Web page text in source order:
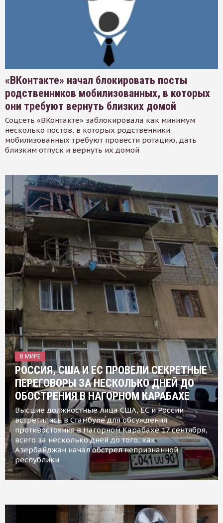
«ВКонтакте» начал блокировать посты
родственников мобилизованных, в которых
они требуют вернуть близких домой
Соцсеть «ВКонтакте» заблокировала как минимум
несколько постов, в которых родственники
мобилизованных требуют провести ротацию, дать
близким отпуск и вернуть их домой
В МИРЕ
РОССИЯ, США И ЕС ПРОВЕЛИ СЕКРЕТНЫЕ
ПЕРЕГОВОРЫ ЗА НЕСКОЛЬКО ДНЕЙ ДО
ОБОСТРЕНИЯ В НАГОРНОМ КАРАБАХЕ
Высшие должностные лица США, ЕС и России
встретились в Стамбуле для обсуждения
противостояния в Нагорном Карабахе 17 сентября,
всего за несколько дней до того, как
Азербайджан начал обстрел непризнанной
республики